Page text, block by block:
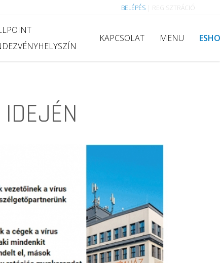
BELÉPÉS REGISZTRÁCIÓ
KAPCSOLAT MENU